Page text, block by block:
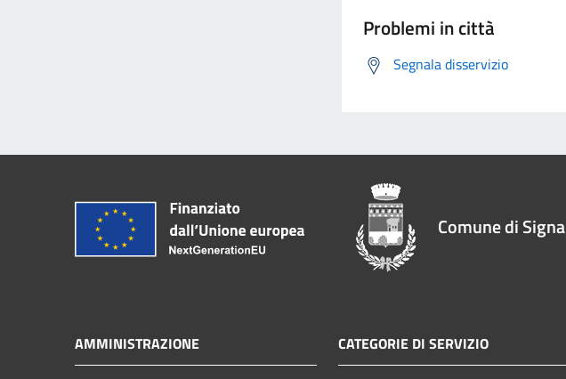
Problemi in città
Segnala disservizio
Comune di Signa
AMMINISTRAZIONE CATEGORIE DI SERVIZIO